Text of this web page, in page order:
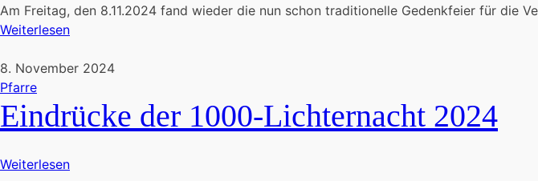
Am Freitag, den 8.11.2024 fand wieder die nun schon traditionelle Gedenkfeier für die
Weiterlesen
8. November 2024
Pfarre
Eindrücke der 1000-Lichternacht 2024
Weiterlesen